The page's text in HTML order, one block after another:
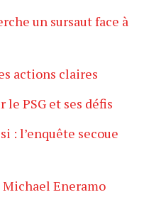
un sursaut face à
actions claires
le PSG et ses défis
: l’enquête secoue
Eneramo